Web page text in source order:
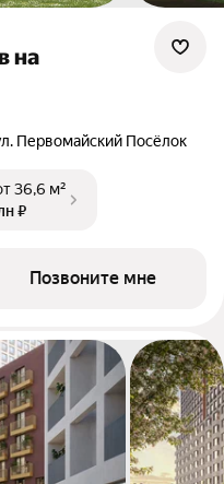
на
Первомайский Посёлок
36,6 м²
₽
Позвоните мне